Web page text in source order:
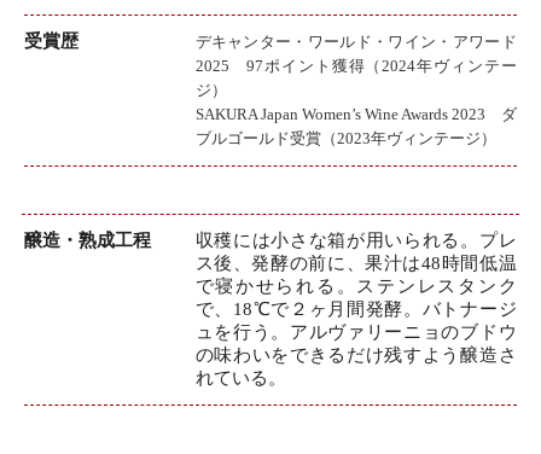
受賞歴
デキャンター・ワールド・ワイン・アワード
2025 97ポイント獲得（2024年ヴィンテー
ジ）
SAKURA Japan Women’s Wine Awards 2023 ダ
ブルゴールド受賞（2023年ヴィンテージ）
醸造・熟成工程
収穫には小さな箱が用いられる。プレ
ス後、発酵の前に、果汁は48時間低温
で寝かせられる。ステンレスタンク
で、18℃で２ヶ月間発酵。バトナージ
ュを行う。アルヴァリーニョのブドウ
の味わいをできるだけ残すよう醸造さ
れている。